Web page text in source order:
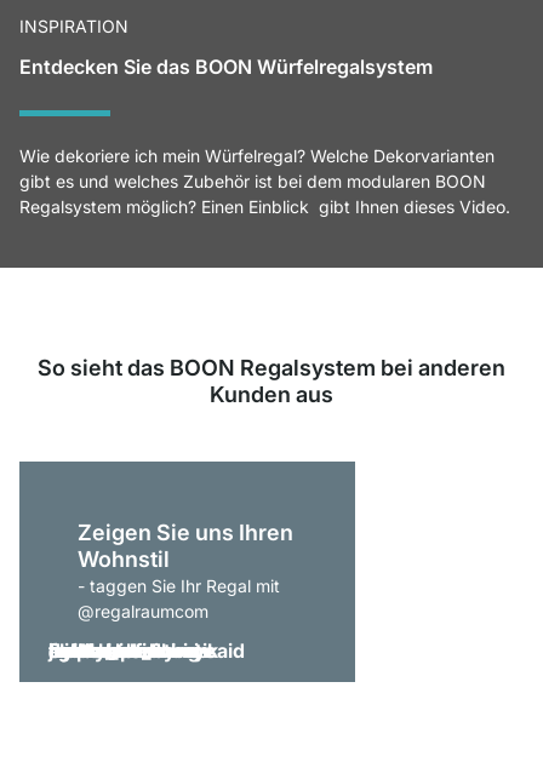
INSPIRATION
Entdecken Sie das BOON Würfelregalsystem
Wie dekoriere ich mein Würfelregal? Welche Dekorvarianten
gibt es und welches Zubehör ist bei dem modularen BOON
Regalsystem möglich? Einen Einblick gibt Ihnen dieses Video.
So sieht das BOON Regalsystem bei anderen
Kunden aus
Zeigen Sie uns Ihren
Wohnstil
- taggen Sie Ihr Regal mit
@regalraumcom